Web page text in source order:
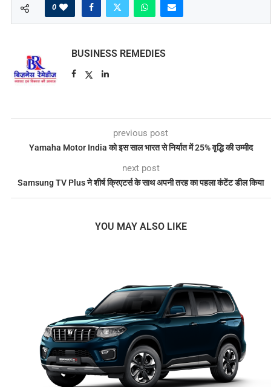
0
BUSINESS REMEDIES
previous post
Yamaha Motor India को इस साल भारत से निर्यात में 25% वृद्धि की उम्मीद
next post
Samsung TV Plus ने शीर्ष क्रिएटर्स के साथ अपनी तरह का पहला कंटेंट डील किया
YOU MAY ALSO LIKE